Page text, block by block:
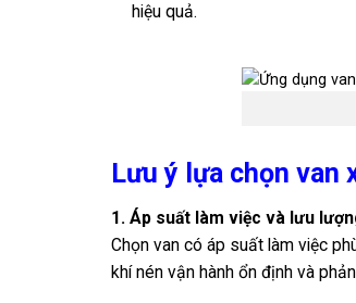
hiệu quả.
Lưu ý lựa chọn van
1. Áp suất làm việc và lưu
Chọn van có áp suất làm việc
khí nén vận hành ổn định và